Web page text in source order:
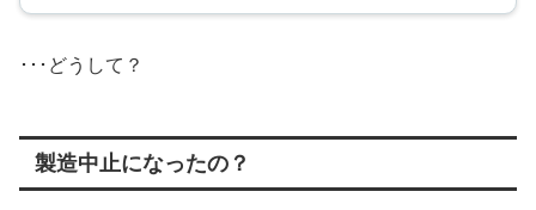
･･･どうして？
製造中止になったの？